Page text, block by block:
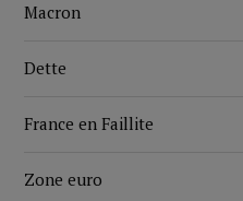
Macron
Dette
France en Faillite
Zone euro